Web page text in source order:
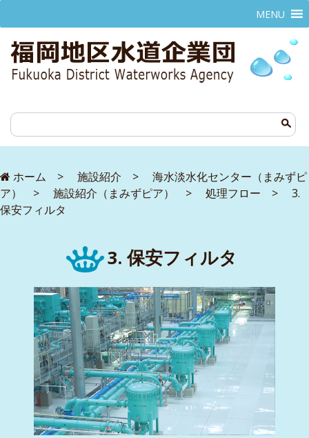
MENU
ホーム > 施設紹介 > 海水淡水化センター（まみずピ
ア）
> 施設紹介（まみずピア） > 処理フロー > 3.
保安フィルタ
3. 保安フィルタ